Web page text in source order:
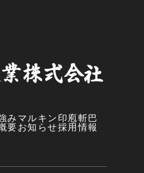
み マルキン印 庖斬巴
要お知らせ採用情報